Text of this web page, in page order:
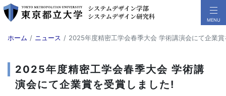
ホーム ニュース 2025年度精密工学会春季大会 学術講演会にて企業
2025年度精密工学会春季大会 学術講
演会にて企業賞を受賞しました!